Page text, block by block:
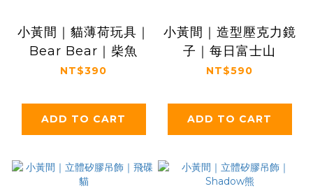
小黃間｜貓薄荷玩具｜
Bear Bear｜柴魚
NT$390
ADD TO CART
小黃間｜造型壓克力鏡
子｜每日富士山
NT$590
ADD TO CART